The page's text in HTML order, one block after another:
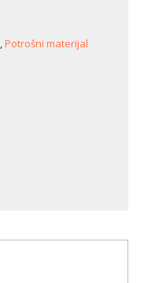
,Potrošni materijal